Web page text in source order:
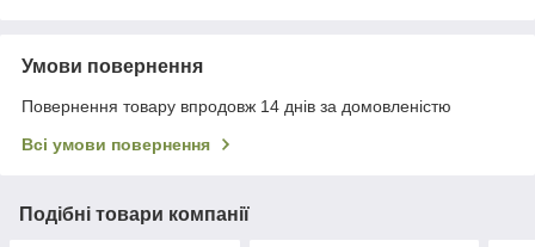
Умови повернення
Повернення товару впродовж 14 днів за домовленістю
Всі умови повернення
Подібні товари компанії